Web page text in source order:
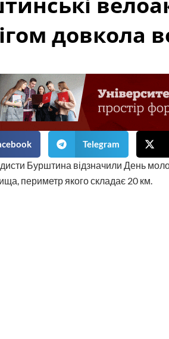
довкола
Telegram
Бурштина відзначили День
периметр якого складає 20 км.